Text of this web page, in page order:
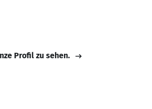
Profil zu sehen.